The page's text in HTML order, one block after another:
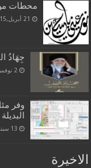
محطات من
21 أبريل,2015
جِهَادُ
2 نوفمبر,2025
وفر
13 سبتمبر,2015
الاخيرة